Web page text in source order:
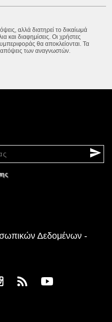
αλλά διατηρεί το δικαίωμά
και διαφημίσεις. Οι χρήστες
θα αποκλείονται. Τα
απόψεις των αναγνωστών.
Δεδομένων -